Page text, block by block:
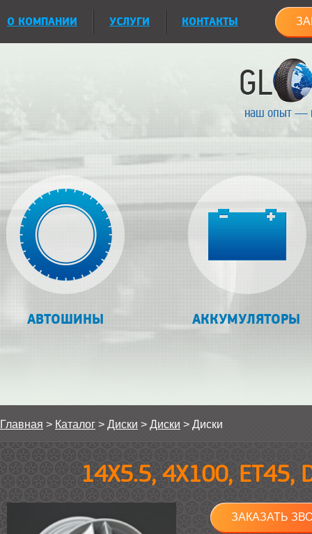
О КОМПАНИИ УСЛУГИ КОНТАКТЫ
наш опыт —
АВТОШИНЫ АККУМУЛЯТОРЫ
Главная > Каталог > Диски > Диски > Диски
14Х5.5, 4Х100, ET45,
ЗАКАЗАТЬ